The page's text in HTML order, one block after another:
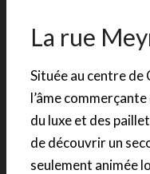
La rue
Située au centre
l’âme
du luxe et des
de découvrir un
seulement animée